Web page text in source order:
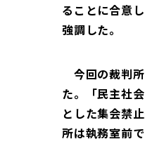
ることに合意
強調した。
今回の裁判
た。「民主社
とした集会禁
所は執務室前